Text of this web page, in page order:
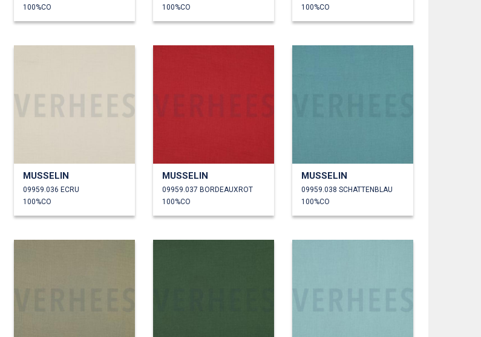
100%CO
100%CO
100%CO
MUSSELIN
09959.036 ECRU
100%CO
MUSSELIN
09959.037 BORDEAUXROT
100%CO
MUSSELIN
09959.038 SCHATTENBLAU
100%CO